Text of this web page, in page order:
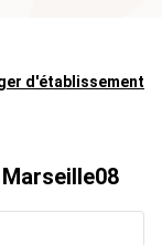
d'établissement